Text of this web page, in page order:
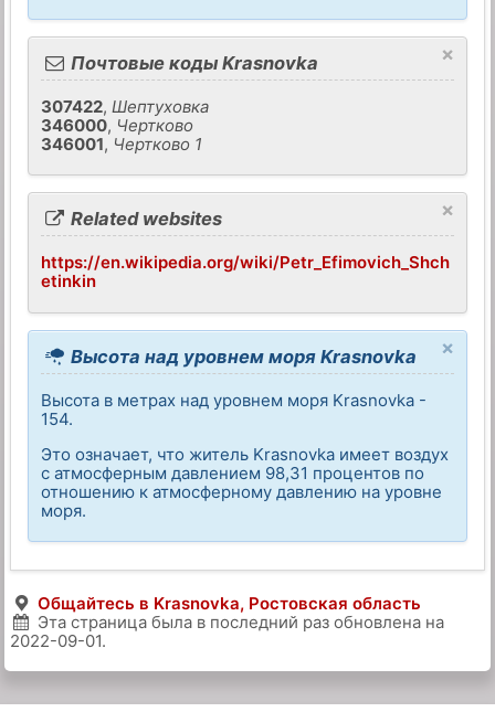
×
Почтовые коды Krasnovka
307422, Шептуховка
346000, Чертково
346001, Чертково 1
×
Related websites
https://en.wikipedia.org/wiki/Petr_Efimovich_Shch
etinkin
×
Высота над уровнем моря Krasnovka
Высота в метрах над уровнем моря Krasnovka -
154.
Это означает, что житель Krasnovka имеет воздух
с атмосферным давлением 98,31 процентов по
отношению к атмосферному давлению на уровне
моря.
Общайтесь в Krasnovka, Ростовская область
Эта страница была в последний раз обновлена на
2022-09-01.